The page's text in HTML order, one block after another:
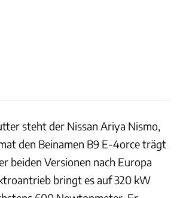
steht der Nissan Ariya Nismo,
den Beinamen B9 E-4orce trägt
beiden Versionen nach Europa
bringt es auf 320 kW